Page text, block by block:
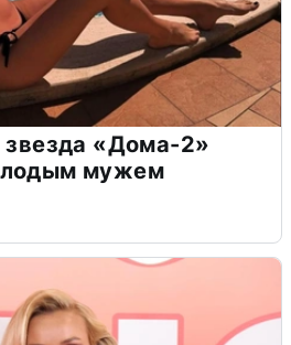
звезда «Дома-2»
мужем